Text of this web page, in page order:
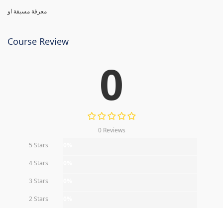
معرفة مسبقة او
Course Review
0
0 Reviews
5 Stars
4 Stars
3 Stars
2 Stars